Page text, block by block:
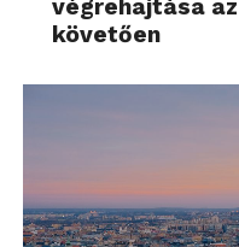
végrehajtása
követően